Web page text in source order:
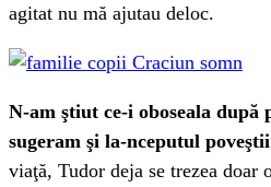
agitat nu mă ajutau deloc.
N-am ştiut ce-i oboseala după
sugeram şi la-nceputul
viaţă, Tudor deja se trezea doar